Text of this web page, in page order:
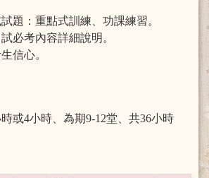
題：重點式訓練、功課練習。
必考內容詳細說明。
信心。
或4小時、為期9-12堂、共36小時